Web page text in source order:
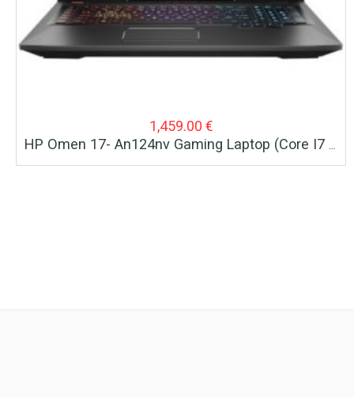
1,459.00 €
HP Omen 17- An124nv Gaming Laptop (Core I7 8750H/12 GB/256GB SSD + 1TB HDD/GTX 1050 4 GB)